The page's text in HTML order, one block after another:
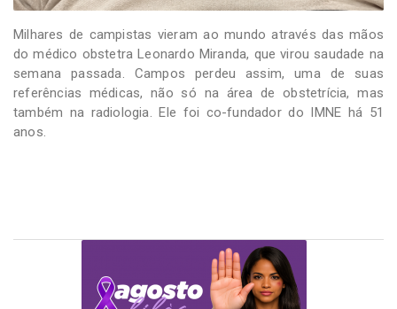
Milhares de campistas vieram ao mundo através das mãos
do médico obstetra Leonardo Miranda, que virou saudade na
semana passada. Campos perdeu assim, uma de suas
referências médicas, não só na área de obstetrícia, mas
também na radiologia. Ele foi co-fundador do IMNE há 51
anos.